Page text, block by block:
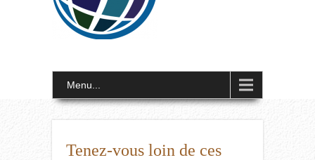
Menu...
Tenez-vous loin de ces